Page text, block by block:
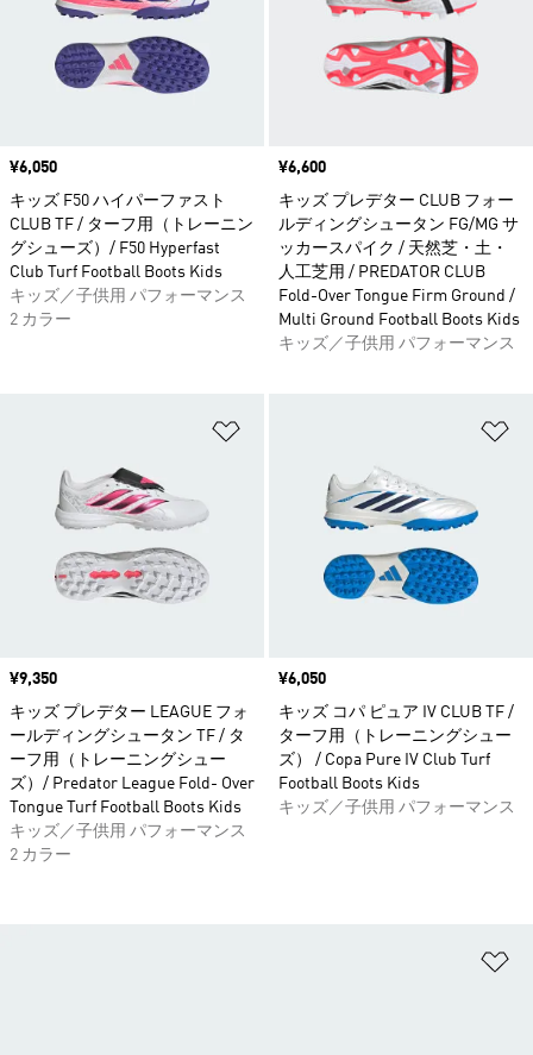
価格
¥6,050
キッズ F50 ハイパーファスト
CLUB TF / ターフ用（トレーニン
グシューズ）/ F50 Hyperfast
Club Turf Football Boots Kids
キッズ／子供用 パフォーマンス
2 カラー
価格
¥6,600
キッズ プレデター CLUB フォー
ルディングシュータン FG/MG サ
ッカースパイク / 天然芝・土・
人工芝用 / PREDATOR CLUB
Fold-Over Tongue Firm Ground /
Multi Ground Football Boots Kids
キッズ／子供用 パフォーマンス
価格
¥9,350
キッズ プレデター LEAGUE フォ
ールディングシュータン TF / タ
ーフ用（トレーニングシュー
ズ）/ Predator League Fold- Over
Tongue Turf Football Boots Kids
キッズ／子供用 パフォーマンス
2 カラー
価格
¥6,050
キッズ コパ ピュア IV CLUB TF /
ターフ用（トレーニングシュー
ズ） / Copa Pure IV Club Turf
Football Boots Kids
キッズ／子供用 パフォーマンス